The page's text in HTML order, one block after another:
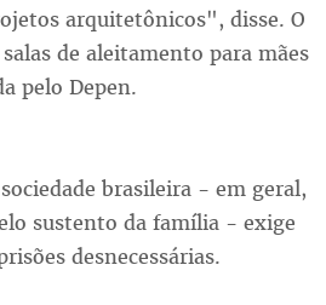
arquitetônicos", disse. O
de aleitamento para mães
pelo Depen.
brasileira - em geral,
sustento da família - exige
desnecessárias.